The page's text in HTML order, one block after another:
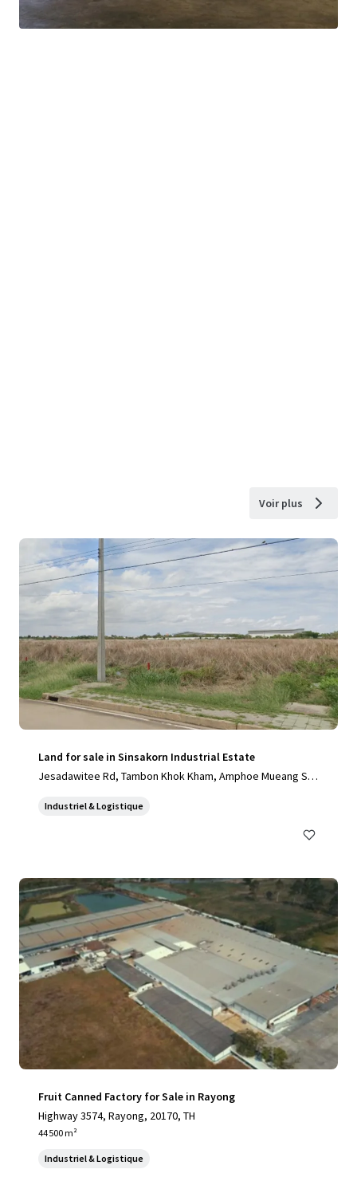
Voir plus
Land for sale in Sinsakorn Industrial Estate
Jesadawitee Rd, Tambon Khok Kham, Amphoe Mueang Sa
mbon Khok Kham, Samut Sakhon, 74000, TH
Industriel & Logistique
Fruit Canned Factory for Sale in Rayong
Highway 3574, Rayong, 20170, TH
44 500 m²
Industriel & Logistique